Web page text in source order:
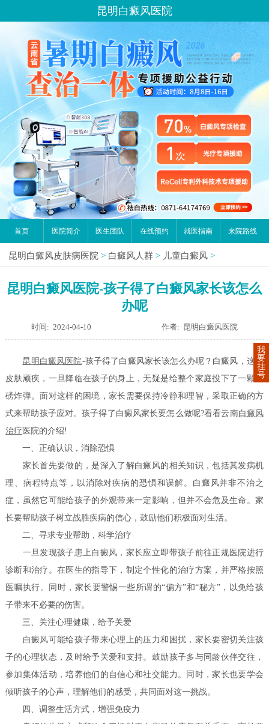
昆明白癜风医院
首页 医院简介 医生团队 在线预约 就医指南 来院路线
昆明白癜风皮肤病医院 > 白癜风人群 > 儿童白癜风 >
昆明白癜风医院-孩子得了白癜风家长该怎么
办呢
时间: 2024-04-10 作者: 昆明白癜风医院
昆明白癜风医院-孩子得了白癜风家长该怎么办呢？白癜风，这一
皮肤顽疾，一旦降临在孩子的身上，无疑是给整个家庭投下了一颗重
磅炸弹。面对这样的困境，家长需要保持冷静和理智，采取正确的方
式来帮助孩子应对。孩子得了白癜风家长要怎么做呢?看看云南白癜风
治疗 医院的介绍!
一、正确认识，消除恐惧
家长首先要做的，是深入了解白癜风的相关知识，包括其发病机
理、病程特点等，以消除对疾病的恐惧和误解。白癜风并非不治之
症，虽然它可能给孩子的外观带来一定影响，但并不会危及生命。家
长要帮助孩子树立战胜疾病的信心，鼓励他们积极面对生活。
二、寻求专业帮助，科学治疗
一旦发现孩子患上白癜风，家长应立即带孩子前往正规医院进行
诊断和治疗。在医生的指导下，制定个性化的治疗方案，并严格按照
医嘱执行。同时，家长要警惕一些所谓的“偏方”和“秘方”，以免给孩
子带来不必要的伤害。
三、关注心理健康，给予关爱
白癜风可能给孩子带来心理上的压力和困扰，家长要密切关注孩
子的心理状态，及时给予关爱和支持。鼓励孩子多与同龄伙伴交往，
参加集体活动，培养他们的自信心和社交能力。同时，家长也要学会
倾听孩子的心声，理解他们的感受，共同面对这一挑战。
四、调整生活方式，增强免疫力
我
要
挂
号